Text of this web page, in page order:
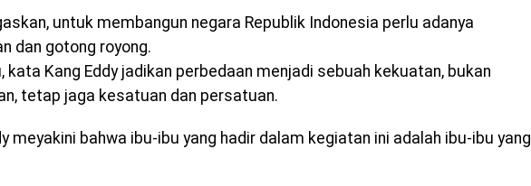
untuk membangun negara Republik Indonesia perlu adanya
dan gotong royong.
kata Kang Eddy jadikan perbedaan menjadi sebuah kekuatan, bukan
tetap jaga kesatuan dan persatuan.
meyakini bahwa ibu-ibu yang hadir dalam kegiatan ini adalah ibu-ibu yang